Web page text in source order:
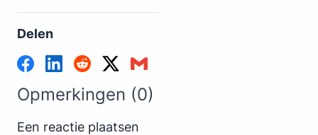
Delen
Opmerkingen (0)
Een reactie plaatsen